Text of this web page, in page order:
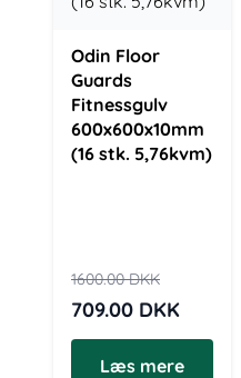
Odin Floor
Guards
Fitnessgulv
600x600x10mm
(16 stk. 5,76kvm)
1600.00DKK
709.00 DKK
Læs mere